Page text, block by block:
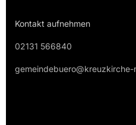
Kontakt aufnehmen
02131 566840
gemeindebuero@kreuzkirche-